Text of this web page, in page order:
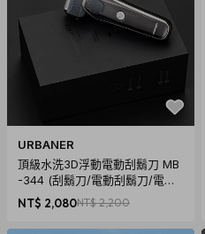
URBANER
頂級水洗3D浮動電動刮鬍刀 MB
-344 (刮鬍刀/電動刮鬍刀/電鬍
刀/男友禮物/情人節禮物/情人節)
NT$ 2,080NT$ 2,200